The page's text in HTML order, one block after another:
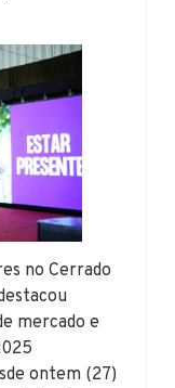
no Cerrado
mercado e
ontem (27)